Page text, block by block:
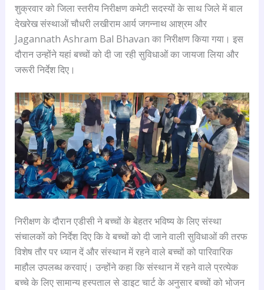
शुक्रवार को जिला स्तरीय निरीक्षण कमेटी सदस्यों के साथ जिले में बाल
देखरेख संस्थाओं चौधरी लखीराम आर्य जगन्नाथ आश्रम और
Jagannath Ashram Bal Bhavan का निरीक्षण किया गया। इस
दौरान उन्होंने यहां बच्चों को दी जा रही सुविधाओं का जायजा लिया और
जरूरी निर्देश दिए।
निरीक्षण के दौरान एडीसी ने बच्चों के बेहतर भविष्य के लिए संस्था
संचालकों को निर्देश दिए कि वे बच्चों को दी जाने वाली सुविधाओं की तरफ
विशेष तौर पर ध्यान दें और संस्थान में रहने वाले बच्चों को पारिवारिक
माहौल उपलब्ध करवाएं। उन्होंने कहा कि संस्थान में रहने वाले प्रत्येक
बच्चे के लिए सामान्य हस्पताल से डाइट चार्ट के अनुसार बच्चों को भोजन